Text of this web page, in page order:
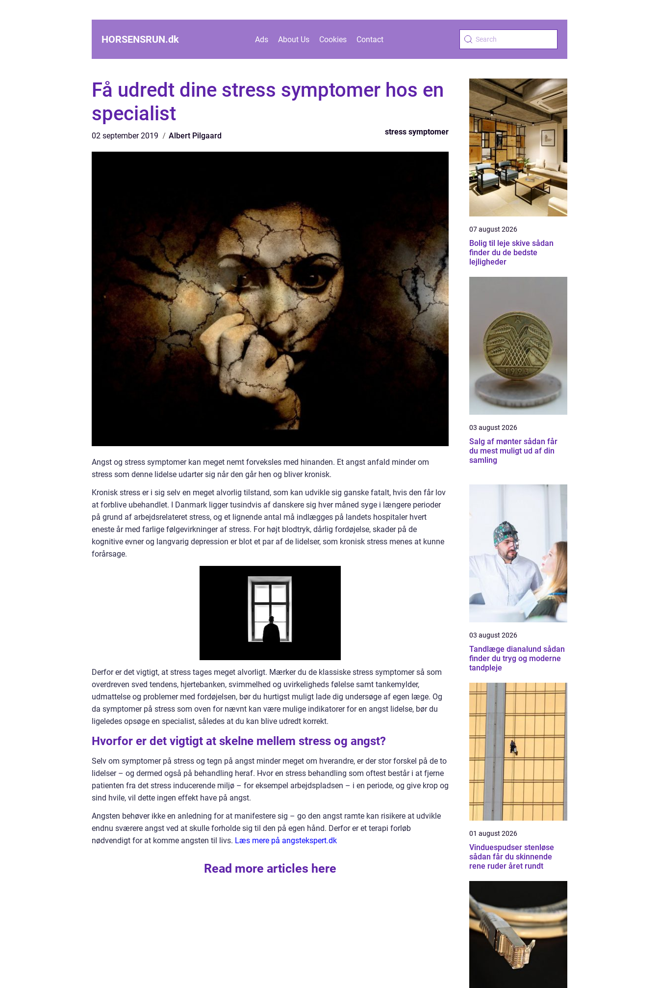
HORSENSRUN.dk Ads About Us Cookies Contact
Få udredt dine stress symptomer hos en
specialist
02 september 2019 Albert Pilgaard stress symptomer
Angst og stress symptomer kan meget nemt forveksles med hinanden. Et angst anfald minder om
stress som denne lidelse udarter sig når den går hen og bliver kronisk.
Kronisk stress er i sig selv en meget alvorlig tilstand, som kan udvikle sig ganske fatalt, hvis den får lov
at forblive ubehandlet. I Danmark ligger tusindvis af danskere sig hver måned syge i længere perioder
på grund af arbejdsrelateret stress, og et lignende antal må indlægges på landets hospitaler hvert
eneste år med farlige følgevirkninger af stress. For højt blodtryk, dårlig fordøjelse, skader på de
kognitive evner og langvarig depression er blot et par af de lidelser, som kronisk stress menes at kunne
forårsage.
Derfor er det vigtigt, at stress tages meget alvorligt. Mærker du de klassiske stress symptomer så som
overdreven sved tendens, hjertebanken, svimmelhed og uvirkeligheds følelse samt tankemylder,
udmattelse og problemer med fordøjelsen, bør du hurtigst muligt lade dig undersøge af egen læge. Og
da symptomer på stress som oven for nævnt kan være mulige indikatorer for en angst lidelse, bør du
ligeledes opsøge en specialist, således at du kan blive udredt korrekt.
Hvorfor er det vigtigt at skelne mellem stress og angst?
Selv om symptomer på stress og tegn på angst minder meget om hverandre, er der stor forskel på de to
lidelser – og dermed også på behandling heraf. Hvor en stress behandling som oftest består i at fjerne
patienten fra det stress inducerende miljø – for eksempel arbejdspladsen – i en periode, og give krop og
sind hvile, vil dette ingen effekt have på angst.
Angsten behøver ikke en anledning for at manifestere sig – go den angst ramte kan risikere at udvikle
endnu sværere angst ved at skulle forholde sig til den på egen hånd. Derfor er et terapi forløb
nødvendigt for at komme angsten til livs. Læs mere på angstekspert.dk
Read more articles here
07 august 2026
Bolig til leje skive sådan
finder du de bedste
lejligheder
03 august 2026
Salg af mønter sådan får
du mest muligt ud af din
samling
03 august 2026
Tandlæge dianalund sådan
finder du tryg og moderne
tandpleje
01 august 2026
Vinduespudser stenløse
sådan får du skinnende
rene ruder året rundt